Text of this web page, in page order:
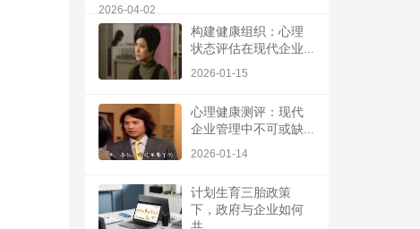
2026-04-02
构建健康组织：心理
状态评估在现代企业...
2026-01-15
心理健康测评：现代
企业管理中不可或缺...
2026-01-14
计划生育三胎政策
下，政府与企业如何
共...